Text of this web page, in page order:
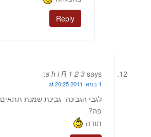
Reply
s h i R 1 2 3 says:
1 במאי 2011 at 20:25
לגבי הגבינה- גבינת שמנת תתאים
פה?
תודה